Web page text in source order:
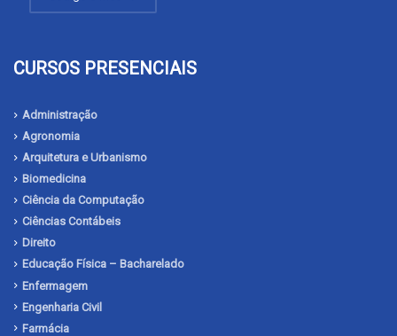
CURSOS PRESENCIAIS
Administração
Agronomia
Arquitetura e Urbanismo
Biomedicina
Ciência da Computação
Ciências Contábeis
Direito
Educação Física – Bacharelado
Enfermagem
Engenharia Civil
Farmácia